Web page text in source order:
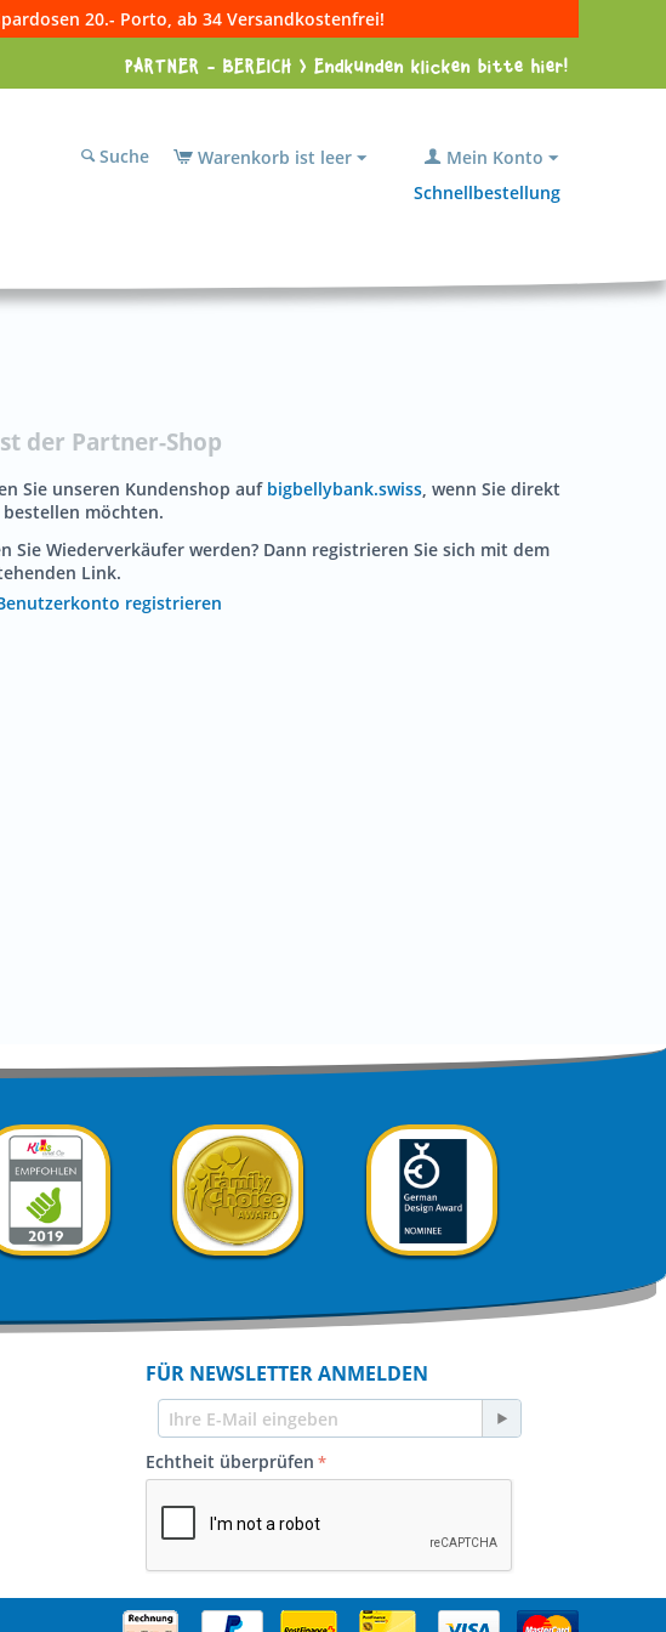
20.- Porto, ab 34 Versandkostenfrei!
PARTNER - BEREICH > Endkunden klicken bitte hier!
Mein Konto
Warenkorb ist leer
Suche
Schnellbestellung
der Partner-Shop
Sie unseren Kundenshop auf bigbellybank.swiss, wenn Sie direkt
bestellen möchten.
Sie Wiederverkäufer werden? Dann registrieren Sie sich mit dem
Link.
registrieren
FÜR NEWSLETTER ANMELDEN
Echtheit überprüfen